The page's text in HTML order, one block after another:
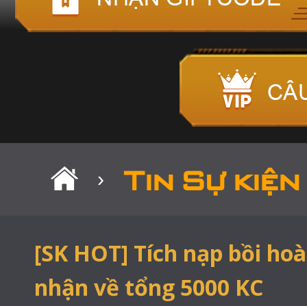
› Tin Sự kiện
[SK HOT] Tích nạp bồi
nhận về tổng 5000 KC